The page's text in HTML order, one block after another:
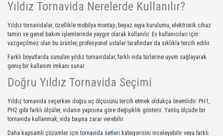
Yıldız Tornavida Nerelerde Kullanılır?
Yıldız tornavidalar, özellikle mobilya montajı, beyaz eşya kurulumu, elektronik cihaz
tamiri ve genel bakım işlemlerinde yaygın olarak kullanılır. Ev kullanıcıları için
vazgeçilmez olan bu ürünler, profesyonel ustalar tarafından da sıklıkla tercih edilir.
Farklı boyutlarda sunulan yıldız tornavidalar, farklı vida türlerine uyum sağlayarak
geniş bir kullanım imkanı sunar.
Doğru Yıldız Tornavida Seçimi
Yıldız tornavida seçerken doğru uç ölçüsünü tercih etmek oldukça önemlidir. PH1,
PH2 gibi farklı ölçüler, vidanın yapısına göre değişiklik gösterir. Yanlış ölçüde bir
tornavida kullanmak, vida başına zarar verebilir.
Daha kapsamlı çözümler için tornavida setleri kategorisini inceleyebilir veya farklı